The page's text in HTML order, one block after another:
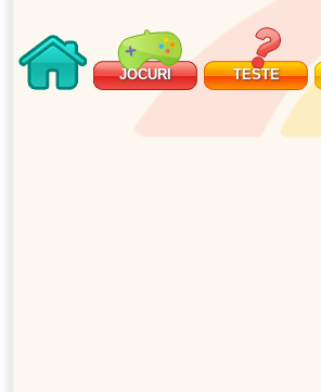
JOCURI TESTE